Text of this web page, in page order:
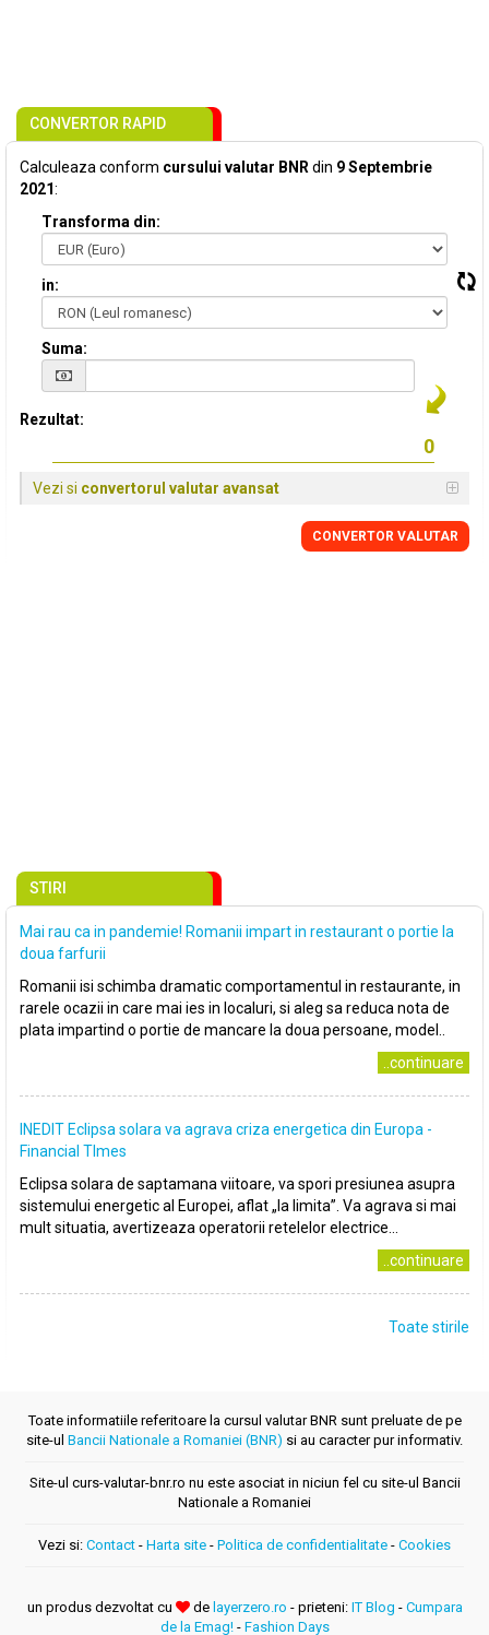
CONVERTOR RAPID
Calculeaza conform cursului valutar BNR din 9 Septembrie
2021:
Transforma din:
in:
Suma:
Rezultat:
Vezi si convertorul valutar avansat
CONVERTOR VALUTAR
STIRI
Mai rau ca in pandemie! Romanii impart in restaurant o portie la
doua farfurii
Romanii isi schimba dramatic comportamentul in restaurante, in
rarele ocazii in care mai ies in localuri, si aleg sa reduca nota de
plata impartind o portie de mancare la doua persoane, model..
..continuare
INEDIT Eclipsa solara va agrava criza energetica din Europa -
Financial TImes
Eclipsa solara de saptamana viitoare, va spori presiunea asupra
sistemului energetic al Europei, aflat „la limita”. Va agrava si mai
mult situatia, avertizeaza operatorii retelelor electrice...
..continuare
Toate stirile
Toate informatiile referitoare la cursul valutar BNR sunt preluate de pe
site-ul Bancii Nationale a Romaniei (BNR) si au caracter pur informativ.
Site-ul curs-valutar-bnr.ro nu este asociat in niciun fel cu site-ul Bancii
Nationale a Romaniei
Vezi si: Contact - Harta site - Politica de confidentialitate - Cookies
un produs dezvoltat cu de layerzero.ro - prieteni: IT Blog - Cumpara
de la Emag!- Fashion Days